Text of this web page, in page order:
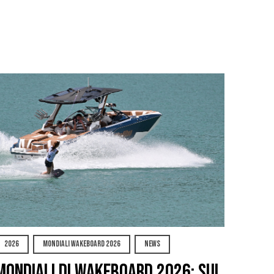
2026 MONDIALI WAKEBOARD 2026 NEWS